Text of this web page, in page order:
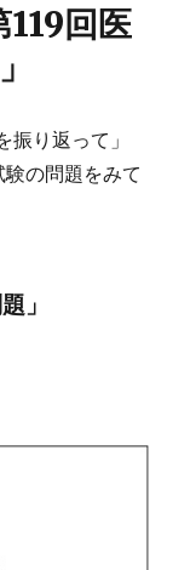
回医
振り返って」
の問題をみて
」